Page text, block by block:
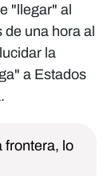
"llegar" al
de una hora al
la
a Estados
frontera, lo